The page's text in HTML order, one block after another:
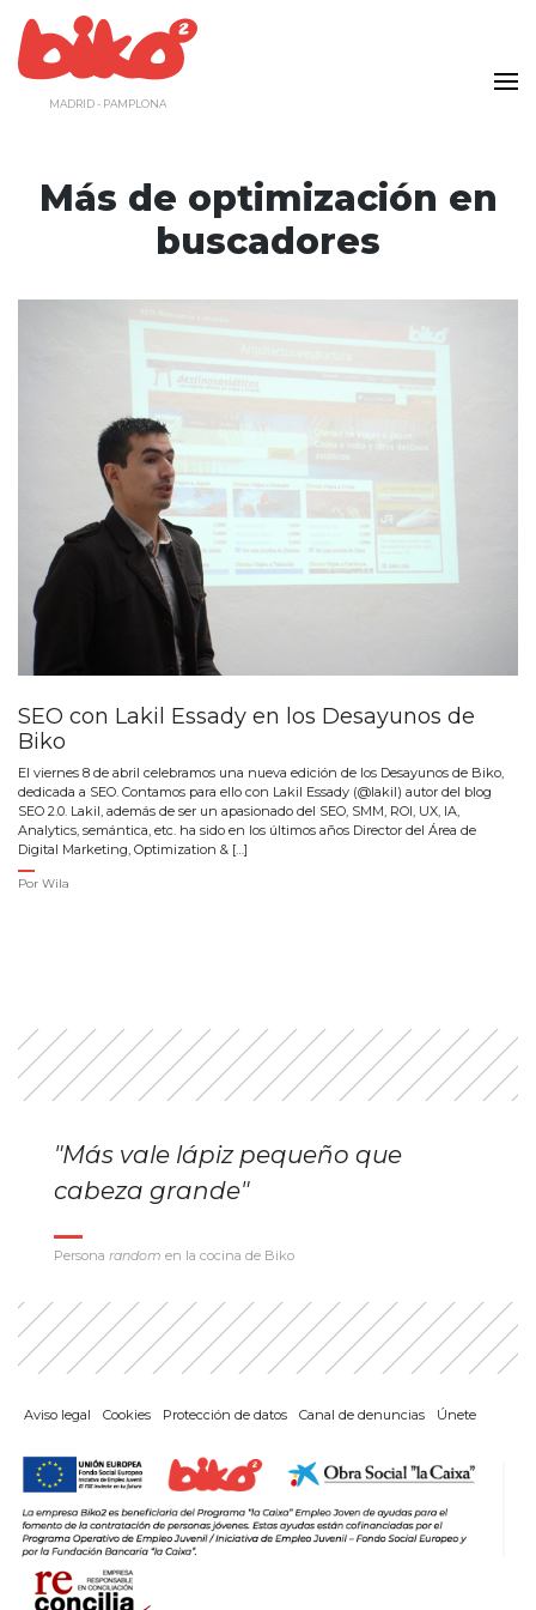
contenido
MADRID - PAMPLONA
Más de optimización en
buscadores
SEO con Lakil Essady en los Desayunos de
Biko
El viernes 8 de abril celebramos una nueva edición de los Desayunos de Biko,
dedicada a SEO. Contamos para ello con Lakil Essady (@lakil) autor del blog
SEO 2.0. Lakil, además de ser un apasionado del SEO, SMM, ROI, UX, IA,
Analytics, semántica, etc. ha sido en los últimos años Director del Área de
Digital Marketing, Optimization & […]
Por Wila
"Más vale lápiz pequeño que
cabeza grande"
Persona random en la cocina de Biko
Aviso legal Cookies Protección de datos Canal de denuncias Únete